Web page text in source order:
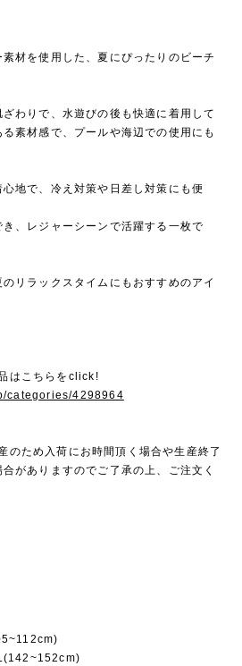
材を使用した、夏にぴったりのビーチ
わりで、水遊びの後も快適に着用して
素材感で、プールや海辺での使用にも
地で、冷え対策や日差し対策にも便
、レジャーシーンで活躍する一枚で
リラックスタイムにもおすすめのアイ
はこちらをclick!
categories/4298964
ため入荷にお時間頂く場合や生産終了
がありますのでご了承の上、ご注文く